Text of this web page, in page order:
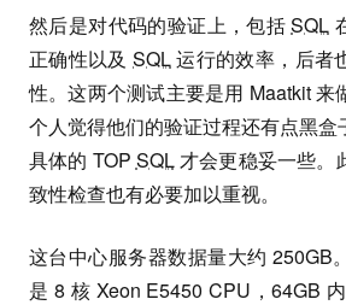
然后是对代码的验证上，包括SQL
正确性以及SQL运行的效率，后者
性。这两个测试主要是用 Maatkit 来
个人觉得他们的验证过程还有点黑盒
具体的 TOP SQL才会更稳妥一些。
致性检查也有必要加以重视。
这台中心服务器数据量大约 250GB
是 8 核 Xeon E5450 CPU，64GB